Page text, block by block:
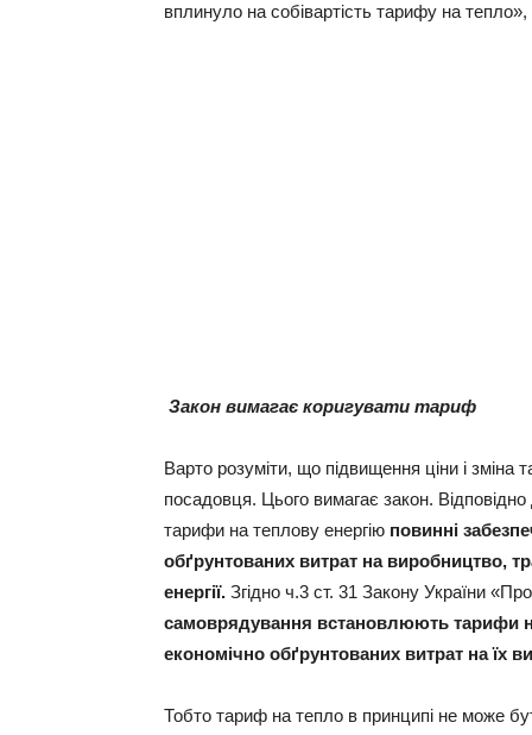
вплинуло на собівартість тарифу на
Закон вимагає коригувати тариф
Варто розуміти, що підвищення ціни і зміна
посадовця. Цього вимагає закон.
тарифи на теплову енергію повинні
обґрунтованих витрат на виробництво,
енергії. Згідно ч.3 ст. 31 Закону України
самоврядування встановлюють тарифи
економічно обґрунтованих витрат на їх
Тобто тариф на тепло в принципі не може